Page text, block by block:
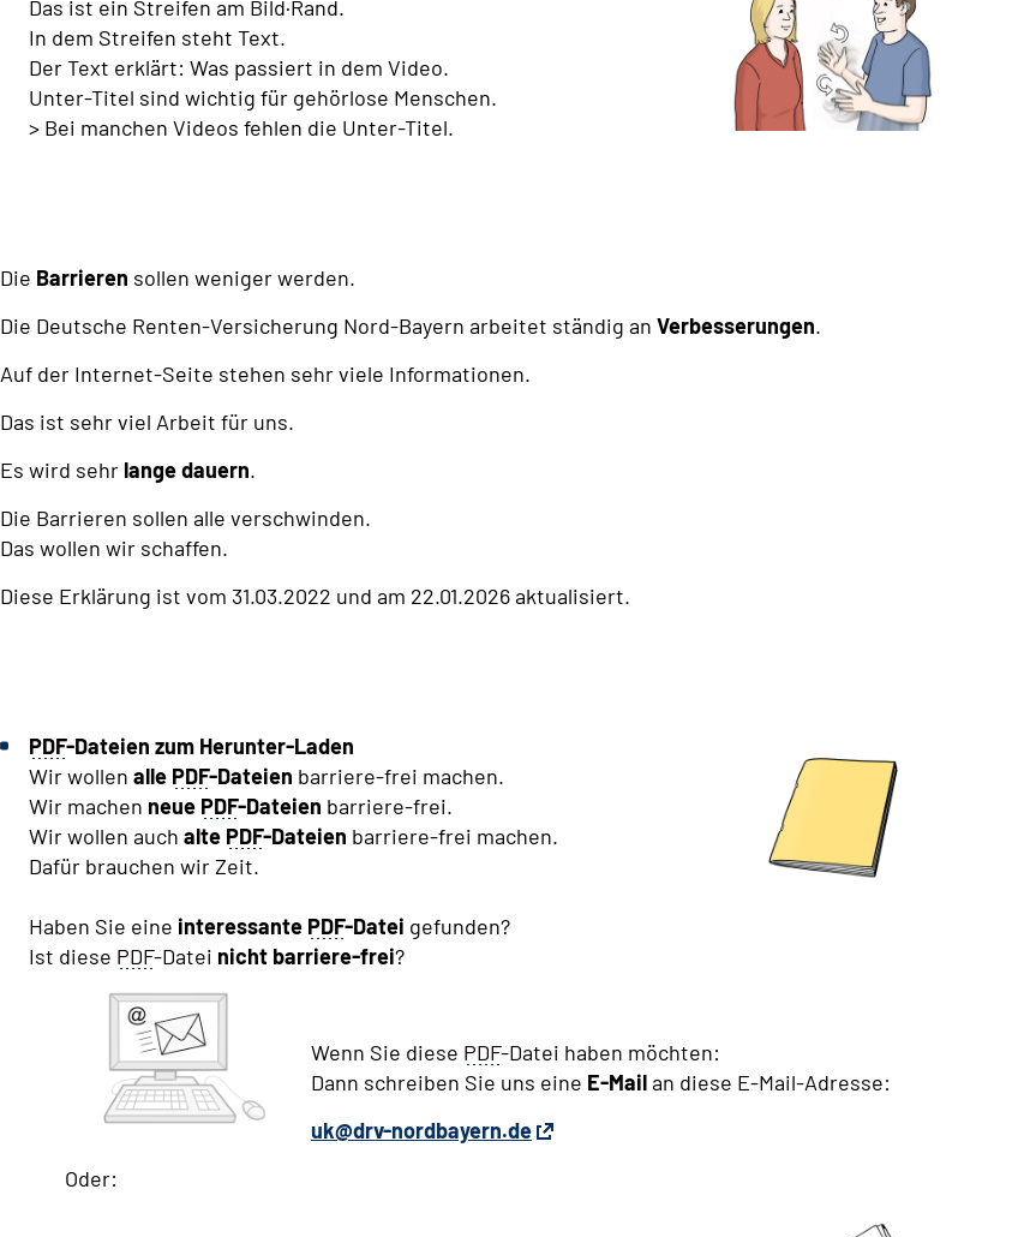
Das ist ein Streifen am Bild·Rand.
In dem Streifen steht Text.
Der Text erklärt: Was passiert in dem Video.
Unter-Titel sind wichtig für gehörlose Menschen.
> Bei manchen Videos fehlen die Unter-Titel.
Die Barrieren sollen weniger werden.
Die Deutsche Renten-Versicherung Nord-Bayern arbeitet ständig an Verbesserungen.
Auf der Internet-Seite stehen sehr viele Informationen.
Das ist sehr viel Arbeit für uns.
Es wird sehr lange dauern.
Die Barrieren sollen alle verschwinden.
Das wollen wir schaffen.
Diese Erklärung ist vom 31.03.2022 und am 22.01.2026 aktualisiert.
PDF-Dateien zum Herunter-Laden
Wir wollen alle PDF-Dateien barriere-frei machen.
Wir machen neue PDF-Dateien barriere-frei.
Wir wollen auch alte PDF-Dateien barriere-frei machen.
Dafür brauchen wir Zeit.
Haben Sie eine interessante PDF-Datei gefunden?
Ist diese PDF-Datei nicht barriere-frei?
Wenn Sie diese PDF-Datei haben möchten:
Dann schreiben Sie uns eine E-Mailan diese E-Mail-Adresse:
uk@drv-nordbayern.de
Oder: